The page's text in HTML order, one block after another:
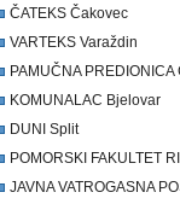
ČATEKS Čakovec
VARTEKS Varaždin
PAMUČNA PREDIONICA
KOMUNALAC Bjelovar
DUNI Split
POMORSKI FAKULTET
JAVNA VATROGASNA